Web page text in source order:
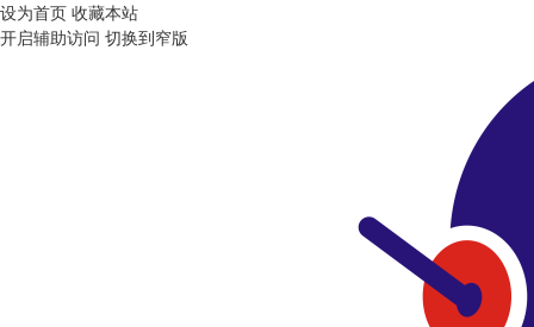
设为首页 收藏本站
开启辅助访问 切换到窄版